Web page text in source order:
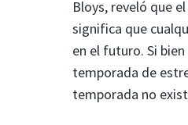
Bloys, reveló que
significa que
en el futuro. Si
temporada de
temporada no